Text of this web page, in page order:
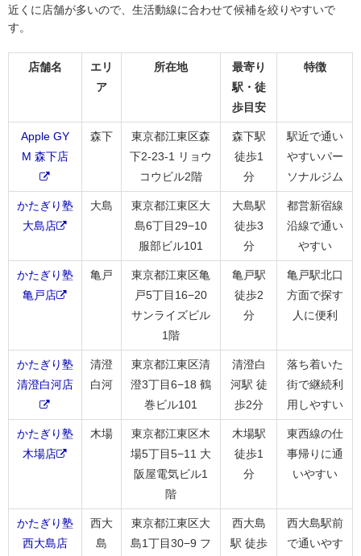
近くに店舗が多いので、生活動線に合わせて候補を絞りやすいで
す。
店舗名
エリ
ア
所在地
最寄り
駅・徒
歩目安
特徴
Apple GY
M 森下店
森下
東京都江東区森
下2-23-1 リョウ
コウビル2階
森下駅
徒歩1
分
駅近で通い
やすいパー
ソナルジム
かたぎり塾
大島店
大島
東京都江東区大
島6丁目29−10
服部ビル101
大島駅
徒歩3
分
都営新宿線
沿線で通い
やすい
かたぎり塾
亀戸店
亀戸
東京都江東区亀
戸5丁目16−20
サンライズビル
1階
亀戸駅
徒歩2
分
亀戸駅北口
方面で探す
人に便利
かたぎり塾
清澄白河店
清澄
白河
東京都江東区清
澄3丁目6−18 鶴
巻ビル101
清澄白
河駅 徒
歩2分
落ち着いた
街で継続利
用しやすい
かたぎり塾
木場店
木場
東京都江東区木
場5丁目5−11 大
阪屋電気ビル1
階
木場駅
徒歩1
分
東西線の仕
事帰りに通
いやすい
かたぎり塾
西大島店
西大
島
東京都江東区大
島1丁目30−9 フ
西大島
駅 徒歩
西大島駅前
で通いやす